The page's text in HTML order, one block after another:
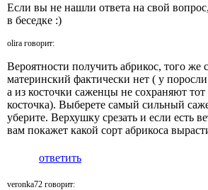
Если вы не нашли ответа на свой вопрос,
в беседке :)
olira говорит:
Вероятности получить абрикос, того же
материнский фактически нет ( у
а из косточки саженцы не сохраняют
косточка). Выберете самый сильный
уберите. Верхушку срезать и если есть
вам покажет какой сорт абрикоса
ответить
veronka72 говорит: